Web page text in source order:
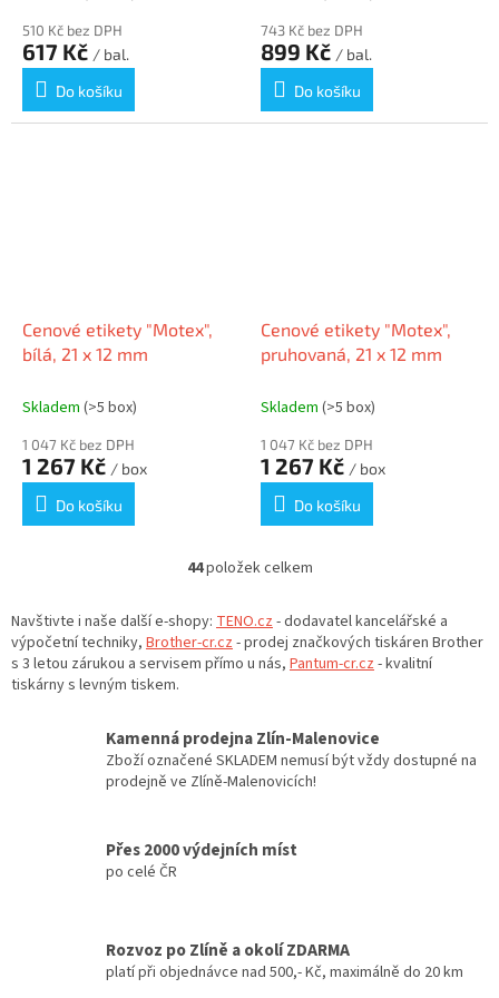
510 Kč bez DPH
617 Kč / bal.
Do košíku
743 Kč bez DPH
899 Kč / bal.
Do košíku
Cenové etikety "Motex",
bílá, 21 x 12 mm
Skladem (>5 box)
1 047 Kč bez DPH
1 267 Kč / box
Do košíku
Cenové etikety "Motex",
pruhovaná, 21 x 12 mm
Skladem (>5 box)
1 047 Kč bez DPH
1 267 Kč / box
Do košíku
O
l
á
d
p
r
v
v
u
44položek celkem
Navštivte i naše další e-shopy: TENO.cz- dodavatel kancelářské a
výpočetní techniky, Brother-cr.cz- prodej značkových tiskáren Brother
s 3 letou zárukou a servisem přímo u nás, Pantum-cr.cz- kvalitní
tiskárny s levným tiskem.
Kamenná prodejna Zlín-Malenovice
Zboží označené SKLADEM nemusí být vždy dostupné na
prodejně ve Zlíně-Malenovicích!
Přes 2000 výdejních míst
po celé ČR
Rozvoz po Zlíně a okolí ZDARMA
platí při objednávce nad 500,- Kč, maximálně do 20 km